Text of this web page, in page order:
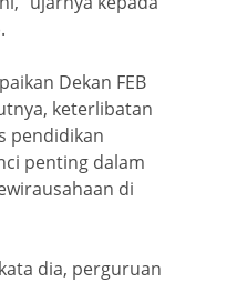
Dekan FEB
keterlibatan
pendidikan
penting dalam
di
dia, perguruan